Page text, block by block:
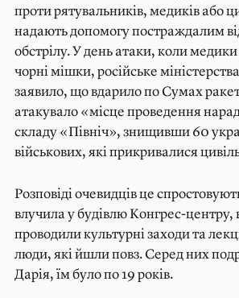
проти рятувальників, медиків або
надають допомогу постраждалим
обстрілу. У день атаки, коли медики
чорні мішки, російське
заявило, що вдарило по Сумах
атакувало «місце проведення
складу «Північ», знищивши 60
військових, які прикривалися
Розповіді очевидців це
влучила у будівлю Конгрес-центру,
проводили культурні заходи та
люди, які йшли повз. Серед них
Дарія, їм було по 19 років.